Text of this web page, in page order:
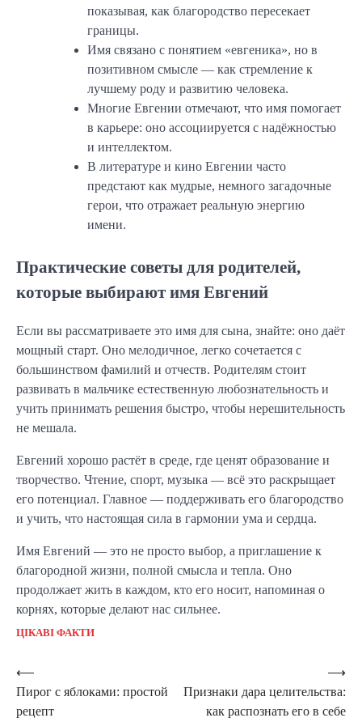
показывая, как благородство пересекает
границы.
Имя связано с понятием «евгеника», но в
позитивном смысле — как стремление к
лучшему роду и развитию человека.
Многие Евгении отмечают, что имя помогает
в карьере: оно ассоциируется с надёжностью
и интеллектом.
В литературе и кино Евгении часто
предстают как мудрые, немного загадочные
герои, что отражает реальную энергию
имени.
Практические советы для родителей,
которые выбирают имя Евгений
Если вы рассматриваете это имя для сына, знайте: оно даёт
мощный старт. Оно мелодичное, легко сочетается с
большинством фамилий и отчеств. Родителям стоит
развивать в мальчике естественную любознательность и
учить принимать решения быстро, чтобы нерешительность
не мешала.
Евгений хорошо растёт в среде, где ценят образование и
творчество. Чтение, спорт, музыка — всё это раскрыщает
его потенциал. Главное — поддерживать его благородство
и учить, что настоящая сила в гармонии ума и сердца.
Имя Евгений — это не просто выбор, а приглашение к
благородной жизни, полной смысла и тепла. Оно
продолжает жить в каждом, кто его носит, напоминая о
корнях, которые делают нас сильнее.
ЦІКАВІ ФАКТИ
Навигация
по
⟵
Пирог с яблоками: простой
рецепт
Признаки дара целительства:
как распознать его в себе
⟶